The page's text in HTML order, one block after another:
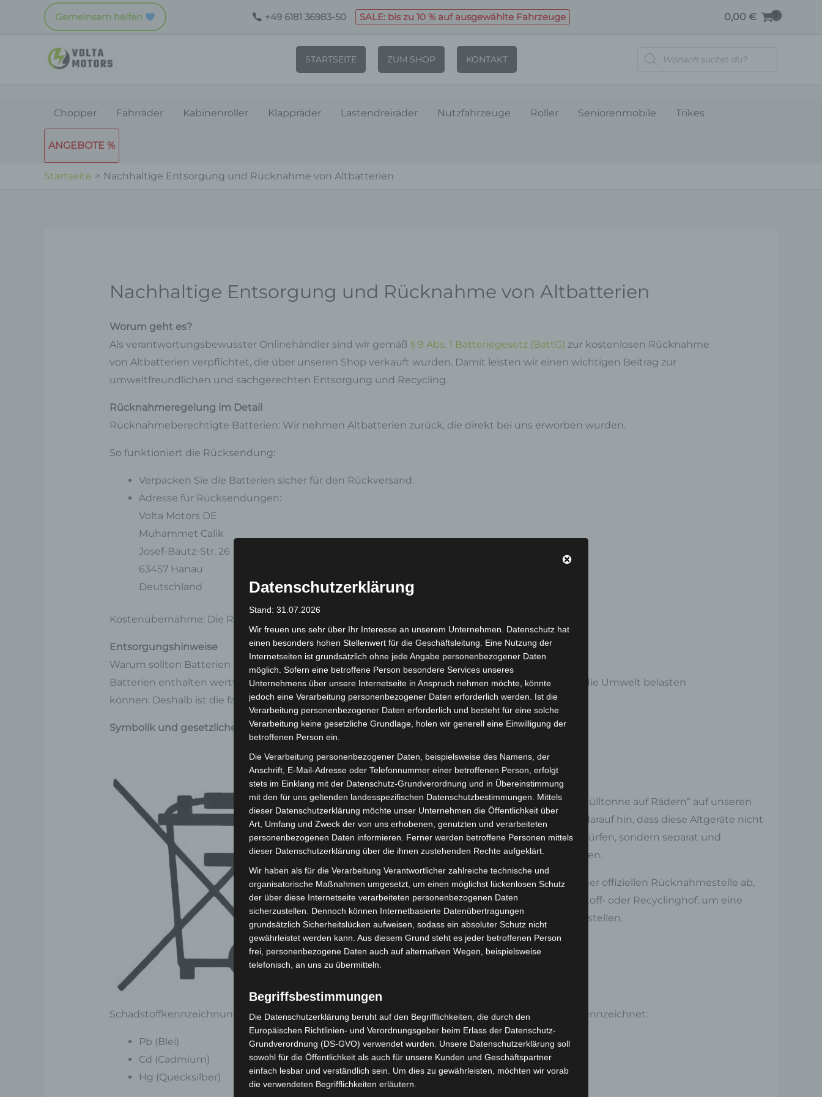
Gemeinsam helfen +49 6181 36983-50 SALE: bis zu 10 % auf ausgewählte Fahrzeuge 0,00 €
STARTSEITE ZUM SHOP KONTAKT
Products
search
Chopper Fahrräder Kabinenroller Klappräder Lastendreiräder Nutzfahrzeuge Roller Seniorenmobile Trikes
ANGEBOTE %
Startseite Nachhaltige Entsorgung und Rücknahme von Altbatterien
Nachhaltige Entsorgung und Rücknahme von Altbatterien
Worum geht es?
Als verantwortungsbewusster Onlinehändler sind wir gemäß § 9 Abs. 1 Batteriegesetz (BattG) zur kostenlosen Rücknahme
von Altbatterien verpflichtet, die über unseren Shop verkauft wurden. Damit leisten wir einen wichtigen Beitrag zur
umweltfreundlichen und sachgerechten Entsorgung und Recycling.
Rücknahmeregelung im Detail
Rücknahmeberechtigte Batterien: Wir nehmen Altbatterien zurück, die direkt bei uns erworben wurden.
So funktioniert die Rücksendung:
Verpacken Sie die Batterien sicher für den Rückversand.
Adresse für Rücksendungen:
Volta Motors DE
Muhammet Calik
Josef-Bautz-Str. 26
63457 Hanau
Deutschland
Kostenübernahme: Die Rücksendung ist für Sie kostenfrei.
Entsorgungshinweise
Warum sollten Batterien nicht in den Hausmüll?
Batterien enthalten wertvolle Rohstoffe, die recycelt werden können, aber auch Schadstoffe, die die Umwelt belasten
können. Deshalb ist die fachgerechte Entsorgung entscheidend.
Symbolik und gesetzliche Hinweise
Das Symbol der „durchgestrichenen Mülltonne auf Rädern“ auf unseren
Elektro- und Elektronikgeräten weist darauf hin, dass diese Altgeräte nicht
über den Hausmüll entsorgt werden dürfen, sondern separat und
fachgerecht gesammelt werden müssen.
Bitte gib deine Elektroaltgeräte bei einer offiziellen Rücknahmestelle ab,
wie zum Beispiel einem lokalen Wertstoff- oder Recyclinghof, um eine
umweltgerechte Entsorgung sicherzustellen.
MEHR INFOS
Schadstoffkennzeichnung: Batterien, die Schadstoffe enthalten, sind mit folgenden Zeichen gekennzeichnet:
Pb (Blei)
Cd (Cadmium)
Hg (Quecksilber)
Datenschutzerklärung
Stand: 31.07.2026
Wir freuen uns sehr über Ihr Interesse an unserem Unternehmen. Datenschutz hat
einen besonders hohen Stellenwert für die Geschäftsleitung. Eine Nutzung der
Internetseiten ist grundsätzlich ohne jede Angabe personenbezogener Daten
möglich. Sofern eine betroffene Person besondere Services unseres
Unternehmens über unsere Internetseite in Anspruch nehmen möchte, könnte
jedoch eine Verarbeitung personenbezogener Daten erforderlich werden. Ist die
Verarbeitung personenbezogener Daten erforderlich und besteht für eine solche
Verarbeitung keine gesetzliche Grundlage, holen wir generell eine Einwilligung der
betroffenen Person ein.
Die Verarbeitung personenbezogener Daten, beispielsweise des Namens, der
Anschrift, E-Mail-Adresse oder Telefonnummer einer betroffenen Person, erfolgt
stets im Einklang mit der Datenschutz-Grundverordnung und in Übereinstimmung
mit den für uns geltenden landesspezifischen Datenschutzbestimmungen. Mittels
dieser Datenschutzerklärung möchte unser Unternehmen die Öffentlichkeit über
Art, Umfang und Zweck der von uns erhobenen, genutzten und verarbeiteten
personenbezogenen Daten informieren. Ferner werden betroffene Personen mittels
dieser Datenschutzerklärung über die ihnen zustehenden Rechte aufgeklärt.
Wir haben als für die Verarbeitung Verantwortlicher zahlreiche technische und
organisatorische Maßnahmen umgesetzt, um einen möglichst lückenlosen Schutz
der über diese Internetseite verarbeiteten personenbezogenen Daten
sicherzustellen. Dennoch können Internetbasierte Datenübertragungen
grundsätzlich Sicherheitslücken aufweisen, sodass ein absoluter Schutz nicht
gewährleistet werden kann. Aus diesem Grund steht es jeder betroffenen Person
frei, personenbezogene Daten auch auf alternativen Wegen, beispielsweise
telefonisch, an uns zu übermitteln.
Begriffsbestimmungen
Die Datenschutzerklärung beruht auf den Begrifflichkeiten, die durch den
Europäischen Richtlinien- und Verordnungsgeber beim Erlass der Datenschutz-
Grundverordnung (DS-GVO) verwendet wurden. Unsere Datenschutzerklärung soll
sowohl für die Öffentlichkeit als auch für unsere Kunden und Geschäftspartner
einfach lesbar und verständlich sein. Um dies zu gewährleisten, möchten wir vorab
die verwendeten Begrifflichkeiten erläutern.